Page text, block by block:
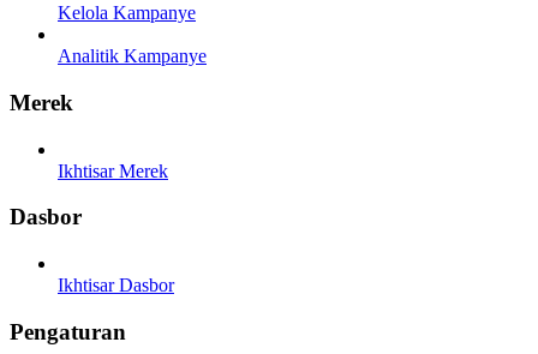
Kelola Kampanye
Analitik Kampanye
Merek
Ikhtisar Merek
Dasbor
Ikhtisar Dasbor
Pengaturan